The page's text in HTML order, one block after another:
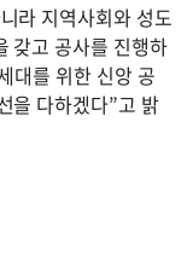
라 지역사회와 성도
갖고 공사를 진행하
대를 위한 신앙 공
을 다하겠다”고 밝